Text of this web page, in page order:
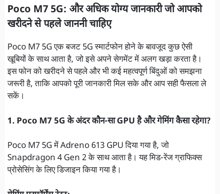
Poco M7 5G: और अधिक योग्य जानकारी जो आपको
खरीदने से पहले जाननी चाहिए
Poco M7 5G एक बजट 5G स्मार्टफोन होने के बावजूद कुछ ऐसी
खूबियों के साथ आता है, जो इसे अपने सेगमेंट में अलग खड़ा करता है।
इस फोन को खरीदने से पहले और भी कई महत्वपूर्ण बिंदुओं को समझना
जरूरी है, ताकि आपको पूरी जानकारी मिल सके और आप सही फैसला ले
सकें।
1. Poco M7 5G के अंदर कौन-सा GPU है और गेमिंग कैसा रहेगा?
Poco M7 5G में Adreno 613 GPU दिया गया है, जो
Snapdragon 4 Gen 2 के साथ आता है। यह मिड-रेंज ग्राफिक्स
प्रोसेसिंग के लिए डिजाइन किया गया है।